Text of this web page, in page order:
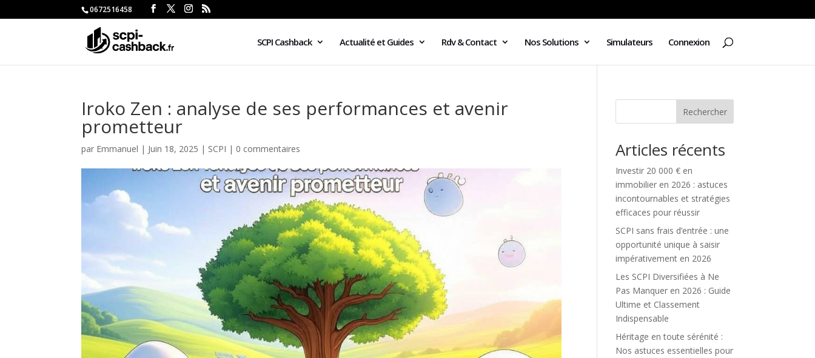
0672516458
SCPI Cashback Actualité et Guides Rdv & Contact Nos Solutions Simulateurs Connexion
Iroko Zen : analyse de ses performances et avenir
prometteur
par Emmanuel | Juin 18, 2025 | SCPI | 0 commentaires
Rechercher
Articles récents
Investir 20 000 € en
immobilier en 2026 : astuces
incontournables et stratégies
efficaces pour réussir
SCPI sans frais d’entrée : une
opportunité unique à saisir
impérativement en 2026
Les SCPI Diversifiées à Ne
Pas Manquer en 2026 : Guide
Ultime et Classement
Indispensable
Héritage en toute sérénité :
Nos astuces essentielles pour